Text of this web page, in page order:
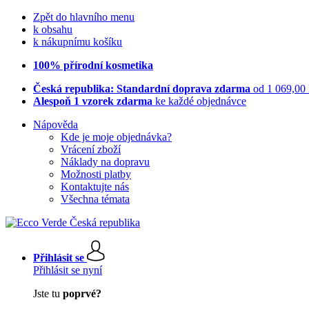
Zpět do hlavního menu
k obsahu
k nákupnímu košíku
100% přírodní kosmetika
Česká republika: Standardní doprava zdarma od 1 069,00
Alespoň 1 vzorek zdarma ke každé objednávce
Nápověda
Kde je moje objednávka?
Vrácení zboží
Náklady na dopravu
Možnosti platby
Kontaktujte nás
Všechna témata
Přihlásit se
Přihlásit se nyní
Jste tu poprvé?